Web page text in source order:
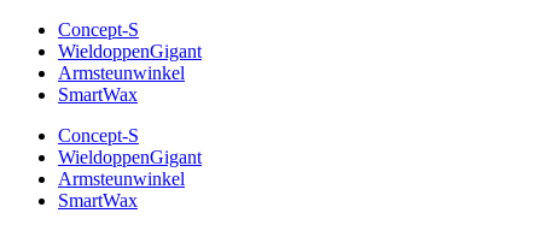
Concept-S
WieldoppenGigant
Armsteunwinkel
SmartWax
Concept-S
WieldoppenGigant
Armsteunwinkel
SmartWax